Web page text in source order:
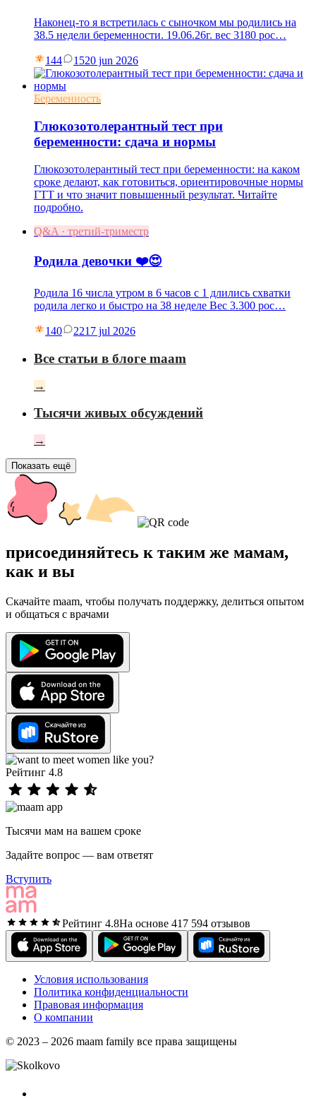
Наконец-то я встретилась с сыночком мы родились на
38.5 недели беременности. 19.06.26г. вес 3180 рос…
144 1520 jun 2026
Беременность
Глюкозотолерантный тест при
беременности: сдача и нормы
Глюкозотолерантный тест при беременности: на каком
сроке делают, как готовиться, ориентировочные нормы
ГТТ и что значит повышенный результат. Читайте
подробно.
Q&A · третий-триместр
Родила девочки ❤️😍
Родила 16 числа утром в 6 часов с 1 длились схватки
родила легко и быстро на 38 неделе Вес 3.300 рос…
140 2217 jul 2026
Все статьи в блоге maam
→
Тысячи живых обсуждений
→
Показать ещё
присоединяйтесь к таким же мамам,
как и вы
Скачайте maam, чтобы получать поддержку, делиться опытом
и общаться с врачами
Рейтинг 4.8
Тысячи мам на вашем сроке
Задайте вопрос — вам ответят
Вступить
Рейтинг 4.8На основе 417 594 отзывов
Условия использования
Политика конфиденциальности
Правовая информация
О компании
© 2023 – 2026 maam family все права защищены